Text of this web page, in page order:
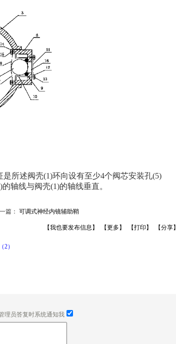
所述阀壳(1)环向设有至少4个阀芯安装孔(5)
轴线与阀壳(1)的轴线垂直。
篇： 可调式神经内镜辅助鞘
【我也要发布信息】 【更多】 【打印】
【分享】
2）
理员答复时系统通知我